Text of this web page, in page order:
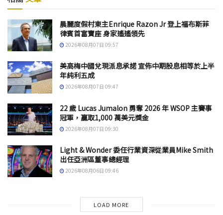
晨麗度假村東主Enrique Razon Jr 登上福布斯菲
律賓首富寶座 身家遙遙領先
2026年08月07日 09:57
美高梅中國兌現派息承諾 宣佈中期股息相等於上半
年純利五成
2026年08月07日 09:47
22 歲 Lucas Jumalon 勇奪 2026 年 WSOP 主賽事
冠軍，贏取1,000 萬美元獎金
2026年08月07日 09:30
Light & Wonder 委任行業資深從業員Mike Smith
出任亞洲區董事總經理
2026年08月06日 09:46
LOAD MORE